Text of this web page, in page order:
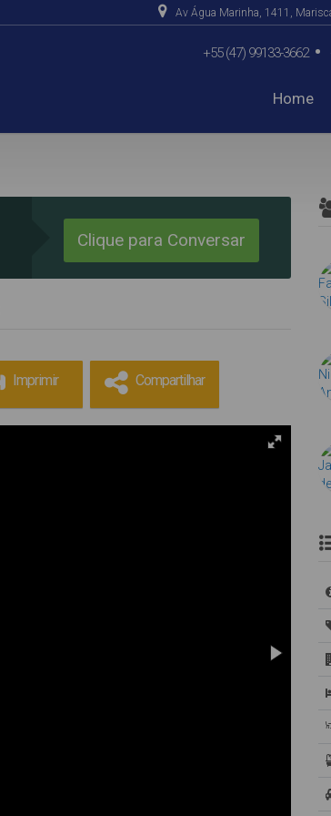
Av Água Marinha, 1411 ,
+55 (47) 99133-3662
Home
Clique para Conversar
Imprimir Compartilhar